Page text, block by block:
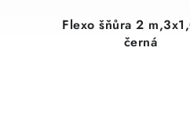
Flexo šňůra 2
černá